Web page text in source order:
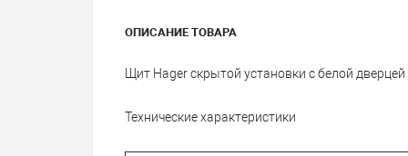
ОПИСАНИЕ ТОВАРА
Щит Hager скрытой установки с белой дверцей
Технические характеристики